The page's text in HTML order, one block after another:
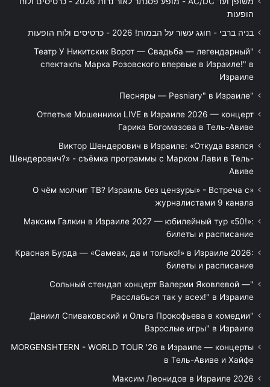
הופעות
בניה ברבי - חוגג עשור על הבמות! 2026 - כרטיסים ולוח הופעות
"Театр У Никитских Ворот — Свадьба — легендарный
спектакль Марка Розовского впервые в Израиле!" в
Израиле
"Песняры — Pesniary" в Израиле
Отпетые Мошенники LIVE в Израиле 2026 — концерт
Гарика Богомазова в Тель-Авиве
Виктор Шендерович в Израиле: «Откуда взялся
Шендерович?» - съёмка программы с Марком Лави в Тель-
Авиве
«О чём молчит ТВ? Израиль без цензуры» - Встреча с
журналистами 9 канала
Максим Галкин в Израиле 2027 — юбилейный тур «50!»:
билеты и расписание
Красная Бурда — «Самеах, да и только!» в Израиле 2026:
билеты и расписание
"Сольный стендап концерт Валерии Яковлевой —
Расслабься так у всех!" в Израиле
"Даниил Спиваковский и Ольга Прокофьева в комедии
Взрослые игры" в Израиле
MORGENSHTERN - WORLD TOUR '26 в Израиле — концерты
в Тель-Авиве и Хайфе
Максим Леонидов в Израиле 2026